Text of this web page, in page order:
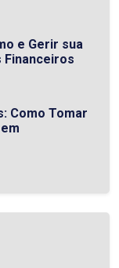
e Gerir sua
Financeiros
Como Tomar